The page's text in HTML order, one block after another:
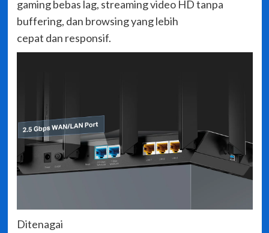
gaming bebas lag, streaming video HD tanpa
buffering, dan browsing yang lebih
cepat dan responsif.
Ditenagai